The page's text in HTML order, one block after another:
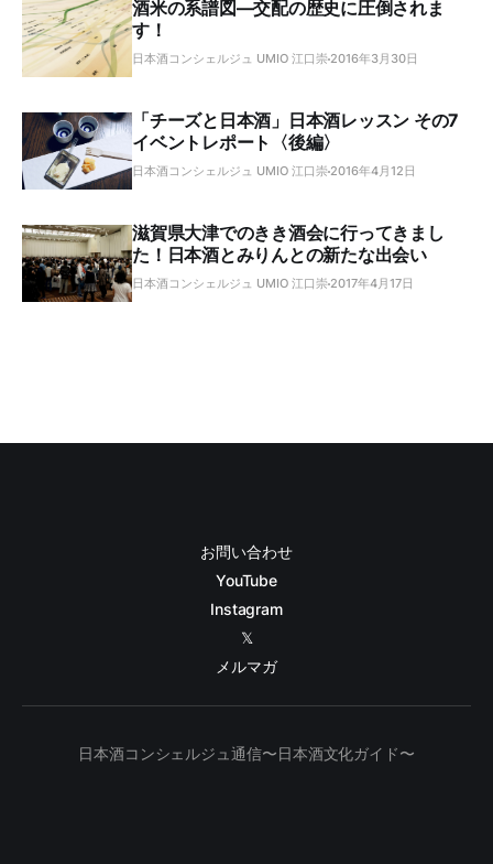
酒米の系譜図―交配の歴史に圧倒されま
す！
日本酒コンシェルジュ UMIO 江口崇 2016年3月30日
「チーズと日本酒」日本酒レッスン その7
イベントレポート〈後編〉
日本酒コンシェルジュ UMIO 江口崇 2016年4月12日
滋賀県大津でのきき酒会に行ってきまし
た！日本酒とみりんとの新たな出会い
日本酒コンシェルジュ UMIO 江口崇 2017年4月17日
お問い合わせ
YouTube
Instagram
𝕏
メルマガ
日本酒コンシェルジュ通信〜日本酒文化ガイド〜